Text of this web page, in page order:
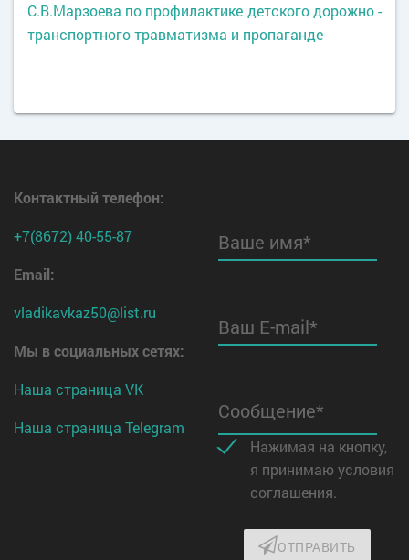
С.В.Марзоева по профилактике детского дорожно -
транспортного травматизма и пропаганде
Контактный телефон:
+7(8672) 40-55-87
Email:
vladikavkaz50@list.ru
Мы в социальных сетях:
Наша страница VK
Наша страница Telegram
Ваше имя*
Ваш E-mail*
Сообщение*
Нажимая на кнопку,
я принимаю условия
соглашения.
ОТПРАВИТЬ